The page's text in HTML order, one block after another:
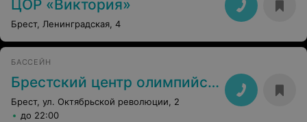
ЦОР «Виктория»
Брест, Ленинградская, 4
БАССЕЙН
Брестский центр олимпийского резерва по гребле
Брест, ул. Октябрьской революции, 2
до 22:00